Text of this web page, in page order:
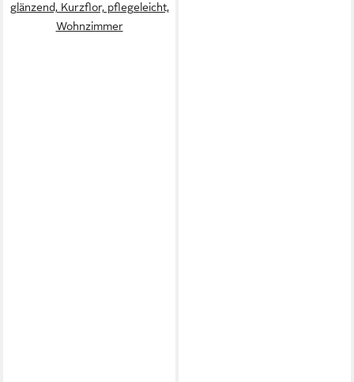
glänzend, Kurzflor, pflegeleicht,
Wohnzimmer